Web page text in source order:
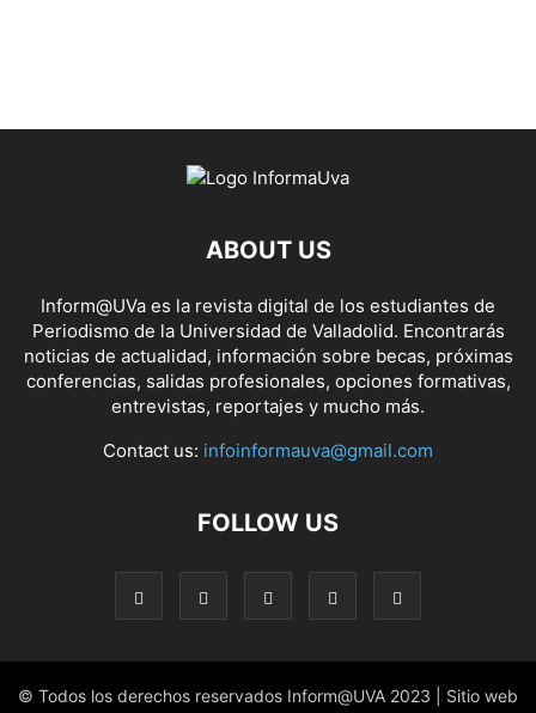
ABOUT US
Inform@UVa es la revista digital de los estudiantes de
Periodismo de la Universidad de Valladolid. Encontrarás
noticias de actualidad, información sobre becas, próximas
conferencias, salidas profesionales, opciones formativas,
entrevistas, reportajes y mucho más.
Contact us: infoinformauva@gmail.com
FOLLOW US
© Todos los derechos reservados Inform@UVA 2023 | Sitio web